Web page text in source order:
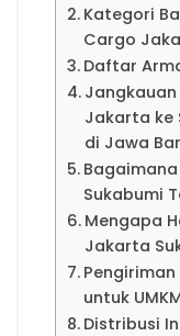
Kategori
Cargo
Daftar
Jakarta ke
di Jawa
Sukabumi
Mengapa
Jakarta
untuk
Distribusi